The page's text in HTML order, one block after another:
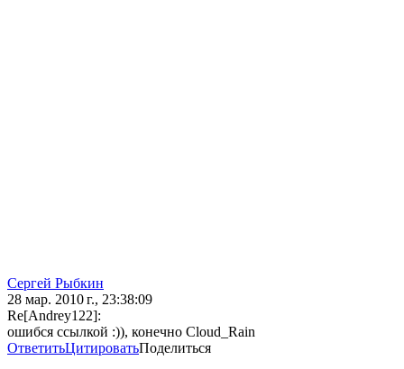
Сергей Рыбкин
28 мар. 2010 г., 23:38:09
Re[Andrey122]:
ошибся ссылкой :)), конечно Cloud_Rain
ОтветитьЦитироватьПоделиться